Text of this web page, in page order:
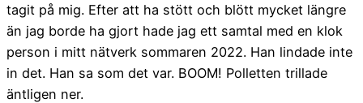
tagit på mig. Efter att ha stött och blött mycket längre
än jag borde ha gjort hade jag ett samtal med en klok
person i mitt nätverk sommaren 2022. Han lindade inte
in det. Han sa som det var. BOOM! Polletten trillade
äntligen ner.